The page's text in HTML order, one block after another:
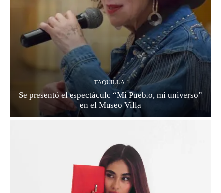
TAQUILLA
Se presentó el espectáculo “Mi Pueblo, mi universo”
en el Museo Villa